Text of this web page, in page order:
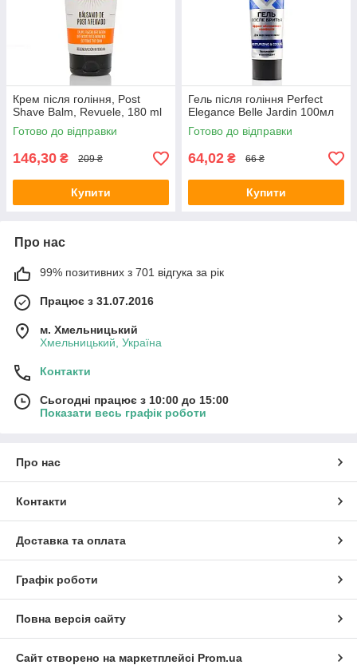
Крем після гоління, Post
Shave Balm, Revuele, 180 ml
Готово до відправки
146,30 ₴ 209 ₴
Купити
Гель після гоління Perfect
Elegance Belle Jardin 100мл
Готово до відправки
64,02 ₴ 66 ₴
Купити
Про нас
99% позитивних з 701 відгука за рік
Працює з 31.07.2016
м. Хмельницький
Хмельницький, Україна
Контакти
Сьогодні працює з 10:00 до 15:00
Показати весь графік роботи
Про нас
Контакти
Доставка та оплата
Графік роботи
Повна версія сайту
Сайт створено на маркетплейсі Prom.ua